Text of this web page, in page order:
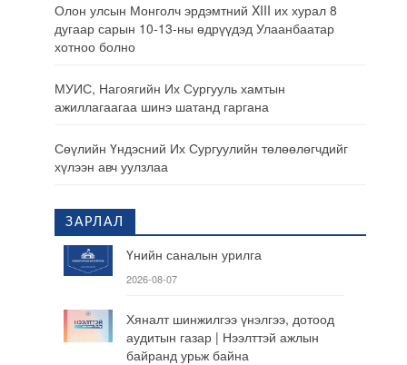
Олон улсын Монголч эрдэмтний XIII их хурал 8
дугаар сарын 10-13-ны өдрүүдэд Улаанбаатар
хотноо болно
МУИС, Нагоягийн Их Сургууль хамтын
ажиллагаагаа шинэ шатанд гаргана
Сөүлийн Үндэсний Их Сургуулийн төлөөлөгчдийг
хүлээн авч уулзлаа
ЗАРЛАЛ
Үнийн саналын урилга
2026-08-07
Хяналт шинжилгээ үнэлгээ, дотоод
аудитын газар | Нээлттэй ажлын
байранд урьж байна